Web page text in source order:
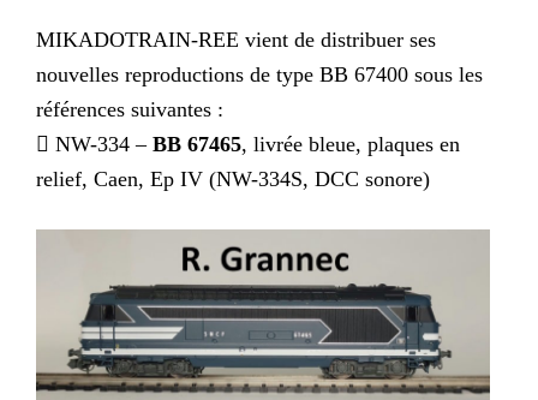
MIKADOTRAIN-REE vient de distribuer ses
nouvelles reproductions de type BB 67400 sous les
références suivantes :
 NW-334 – BB 67465, livrée bleue, plaques en
relief, Caen, Ep IV (NW-334S, DCC sonore)